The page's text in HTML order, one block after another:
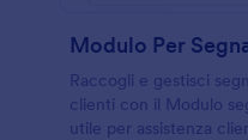
Raccogli e gestisci
clienti con il Modulo
utile per assistenza